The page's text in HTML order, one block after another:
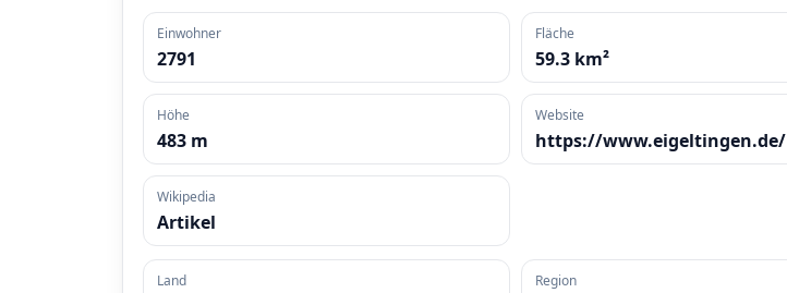
Einwohner
2791
Fläche
59.3 km²
Höhe
483 m
Website
https://www.eigeltingen.de/
Wikipedia
Artikel
Land Region